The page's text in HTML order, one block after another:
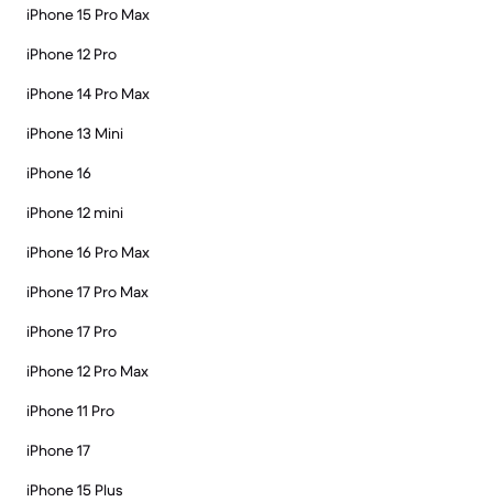
iPhone 15 Pro Max
iPhone 12 Pro
iPhone 14 Pro Max
iPhone 13 Mini
iPhone 16
iPhone 12 mini
iPhone 16 Pro Max
iPhone 17 Pro Max
iPhone 17 Pro
iPhone 12 Pro Max
iPhone 11 Pro
iPhone 17
iPhone 15 Plus